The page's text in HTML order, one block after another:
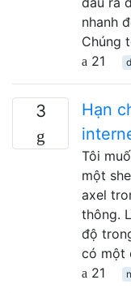
nhanh
Chúng
21
3
Hạn
Tôi
một
axel
thông.
độ
có một
21